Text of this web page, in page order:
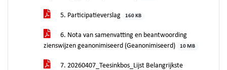
5. Participatieverslag 160 KB
6. Nota van samenvatting en beantwoording
zienswijzen geanonimiseerd (Geanonimiseerd)
10 MB
7. 20260407_Teesinkbos_Lijst Belangrijkste